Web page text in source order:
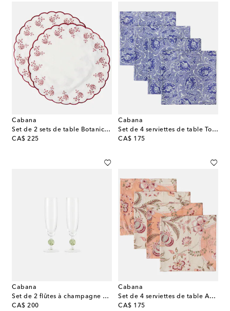
Cabana
Set de 2 sets de table Botanica brodés en lin
CA$ 225
original price
Cabana
Set de 4 serviettes de table Toscana en lin
CA$ 175
original price
Cabana
Set de 2 flûtes à champagne Demetra
CA$ 200
original price
Cabana
Set de 4 serviettes de table Asli en lin à fleurs
CA$ 175
original price